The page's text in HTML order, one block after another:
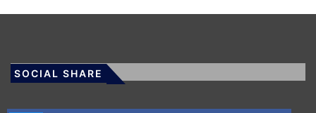
SOCIAL SHARE